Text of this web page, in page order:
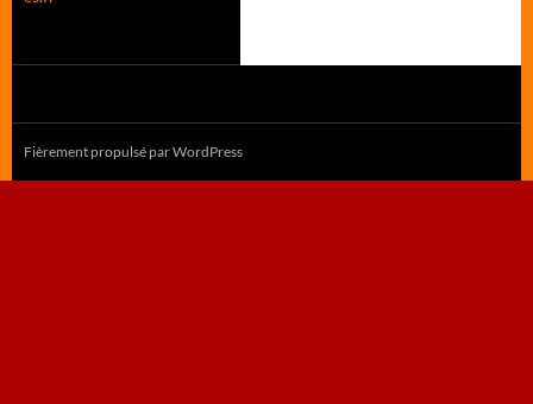
Fièrement propulsé par WordPress